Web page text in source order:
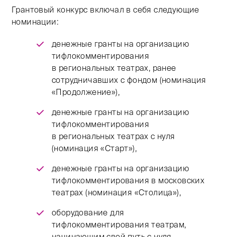
Грантовый конкурс включал в себя следующие
номинации:
денежные гранты на организацию
тифлокомментирования
в региональных театрах, ранее
сотрудничавших с фондом (номинация
«Продолжение»),
денежные гранты на организацию
тифлокомментирования
в региональных театрах с нуля
(номинация «Старт»),
денежные гранты на организацию
тифлокомментирования в московских
театрах (номинация «Столица»),
оборудование для
тифлокомментирования театрам,